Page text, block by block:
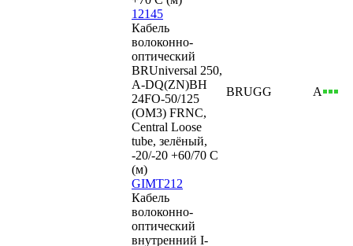
12145
Кабель
волоконно-
оптический
BRUniversal 250,
A-DQ(ZN)BH
24FO-50/125
(OM3) FRNC,
Central Loose
tube, зелёный,
-20/-20 +60/70 С
(м)
BRUGG А
GIMT212
Кабель
волоконно-
оптический
внутренний I-